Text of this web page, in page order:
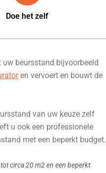
Doe het zelf
uw beursstand bijvoorbeeld
en vervoert en bouwt de
van uw keuze zelf
u ook een professionele
met een beperkt budget.
circa 20 m2 en een beperkt